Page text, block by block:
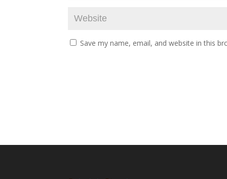
Save my name, email, and website in this